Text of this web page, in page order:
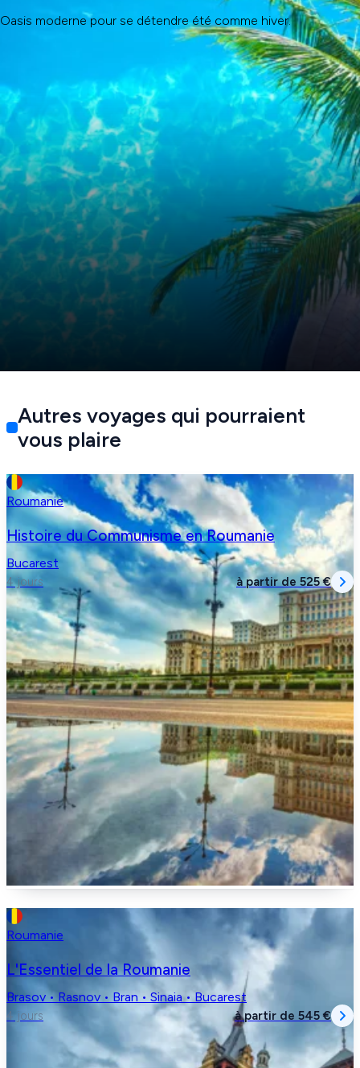
Oasis moderne pour se détendre été comme hiver.
Autres voyages qui pourraient
vous plaire
Roumanie
Histoire du Communisme en Roumanie
Bucarest
4 jours à partir de 525 €
Roumanie
L'Essentiel de la Roumanie
Brasov • Rasnov • Bran • Sinaia • Bucarest
4 jours à partir de 545 €